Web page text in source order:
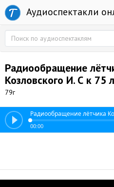
Аудиоспектакли
Радиообращение
Козловского И. С к 75
79г
Радиообращение лётчика
00:00